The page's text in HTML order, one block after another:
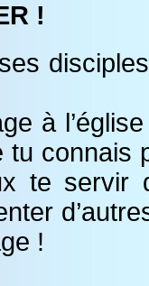
!
à
tu connais
te servir
!